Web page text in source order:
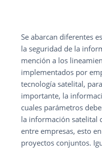
Se abarcan diferentes
la seguridad de la
mención a los
implementados por
tecnología satelital,
importante, la
cuales parámetros
la información satelital
entre empresas, esto
proyectos conjuntos.